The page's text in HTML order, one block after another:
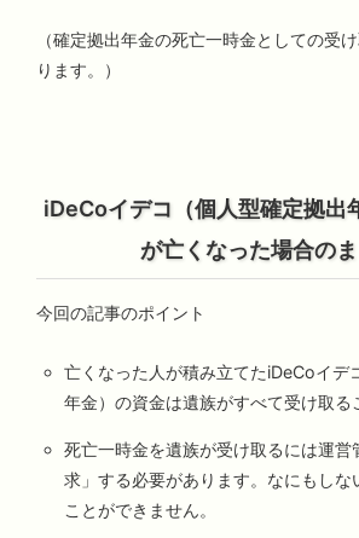
（確定拠出年金の死亡一時金としての受
ります。）
iDeCoイデコ（個人型確定拠出
が亡くなった場合の
今回の記事のポイント
亡くなった人が積み立てたiDeCoイデ
年金）の資金は遺族がすべて受け取る
死亡一時金を遺族が受け取るには運営
求」する必要があります。なにもしな
ことができません。